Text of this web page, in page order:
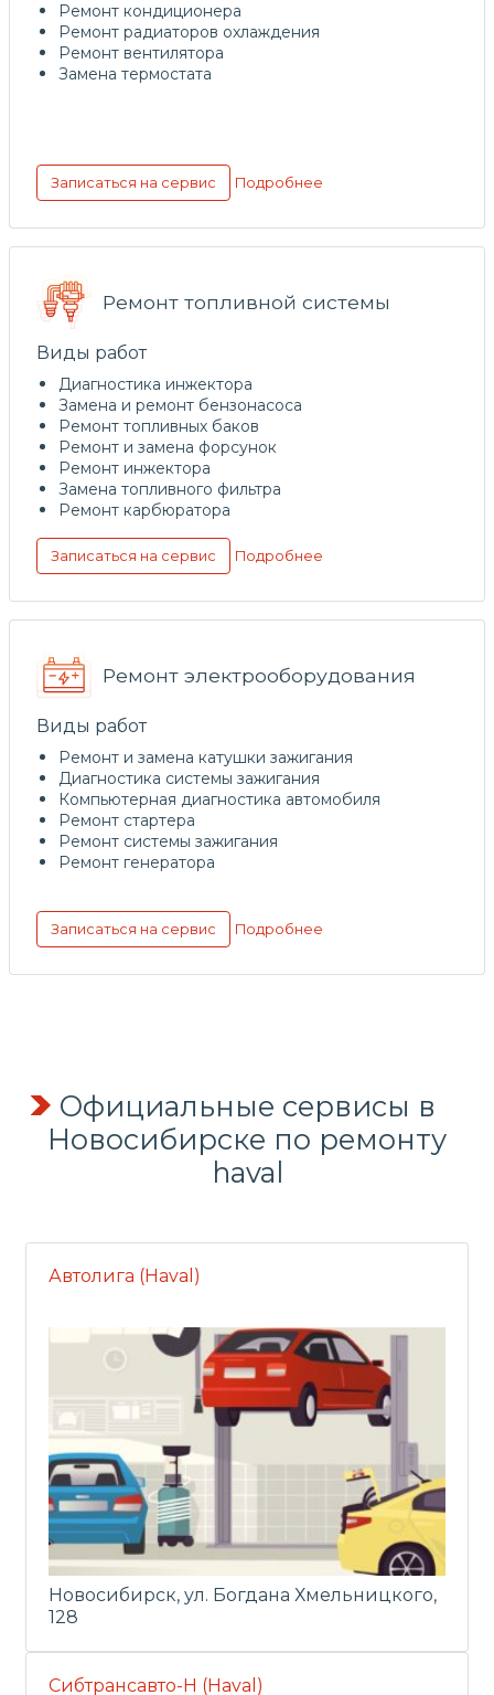
Ремонт кондиционера
Ремонт радиаторов охлаждения
Ремонт вентилятора
Замена термостата
Записаться на сервис Подробнее
Ремонт топливной системы
Виды работ
Диагностика инжектора
Замена и ремонт бензонасоса
Ремонт топливных баков
Ремонт и замена форсунок
Ремонт инжектора
Замена топливного фильтра
Ремонт карбюратора
Записаться на сервис Подробнее
Ремонт электрооборудования
Виды работ
Ремонт и замена катушки зажигания
Диагностика системы зажигания
Компьютерная диагностика автомобиля
Ремонт стартера
Ремонт системы зажигания
Ремонт генератора
Записаться на сервис Подробнее
Официальные сервисы в
Новосибирске по ремонту
haval
Автолига (Haval)
Новосибирск, ул. Богдана Хмельницкого,
128
Сибтрансавто-Н (Haval)